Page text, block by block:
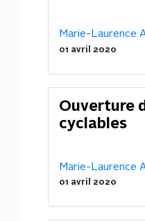
Marie-Laurence
01 avril 2020
Ouverture
cyclables
Marie-Laurence
01 avril 2020